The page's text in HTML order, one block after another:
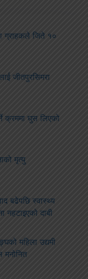
ग्राहकले जिते १०
जीतपुरसिमरा
क्रममा घुस लिएको
मृत्यु
बढेपछि स्वास्थ्य
नहटाइएको दाबी
महिला उद्यमी
मनोनित